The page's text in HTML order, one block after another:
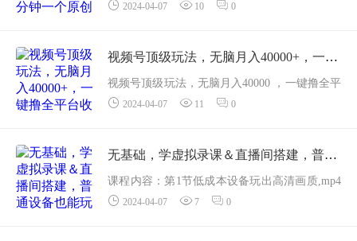
2024-04-07 10 0
视频号顶级玩法，无脑月入40000+，一键撸全平台收益，纯小白也能100%原创
视频号顶级玩法，无脑月入40000 ，一键撸全平
台收益，纯小白也能100%原创今天给大家带来
益，无脑月入40000 ，纯...
2024-04-07 11 0
无基础，学虚拟录课＆直播间搭建，普通设备也能玩出高清画质
课程内容：第1节低成本设备玩出高清画质,mp4
第2节一张设备摆放布局图，让你事半功倍.mp4
2024-04-07 7 0